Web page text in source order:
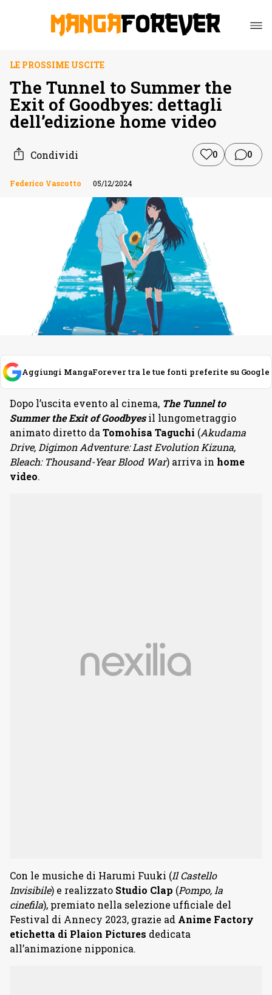
LE PROSSIME USCITE
The Tunnel to Summer the
Exit of Goodbyes: dettagli
dell’edizione home video
Condividi 0 0
Federico Vascotto 05/12/2024
Aggiungi MangaForever tra le tue fonti preferite su Google
Dopo l’uscita evento al cinema, The Tunnel to
Summer the Exit of Goodbyesil lungometraggio
animato diretto da Tomohisa Taguchi (Akudama
Drive, Digimon Adventure: Last Evolution Kizuna,
Bleach: Thousand-Year Blood War) arriva in home
video.
Con le musiche di Harumi Fuuki (Il Castello
Invisibile) e realizzato Studio Clap (Pompo, la
cinefila), premiato nella selezione ufficiale del
Festival di Annecy 2023, grazie ad Anime Factory
etichetta di Plaion Pictures dedicata
all’animazione nipponica.